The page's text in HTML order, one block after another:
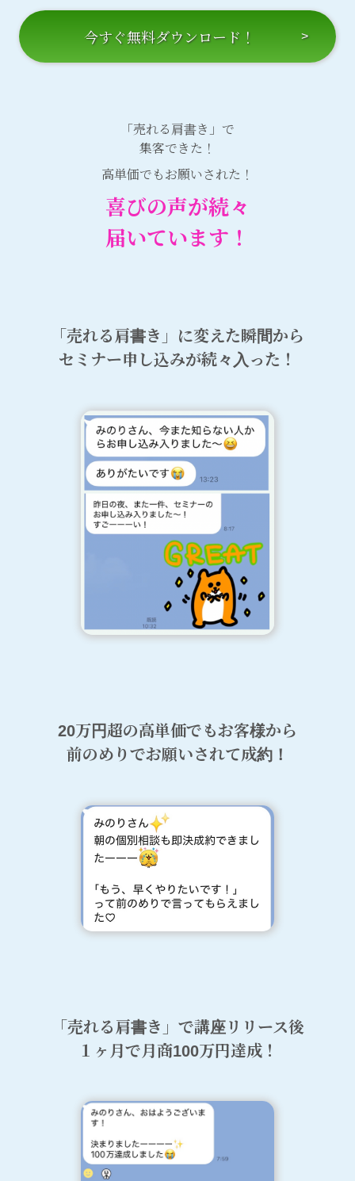
今すぐ無料ダウンロード！
「売れる肩書き」で
集客できた！
高単価でもお願いされた！
喜びの声が続々
届いています！
「売れる肩書き」に変えた瞬間から
セミナー申し込みが続々入った！
20万円超の高単価でもお客様から
前のめりでお願いされて成約！
「売れる肩書き」で講座リリース後
１ヶ月で月商100万円達成！